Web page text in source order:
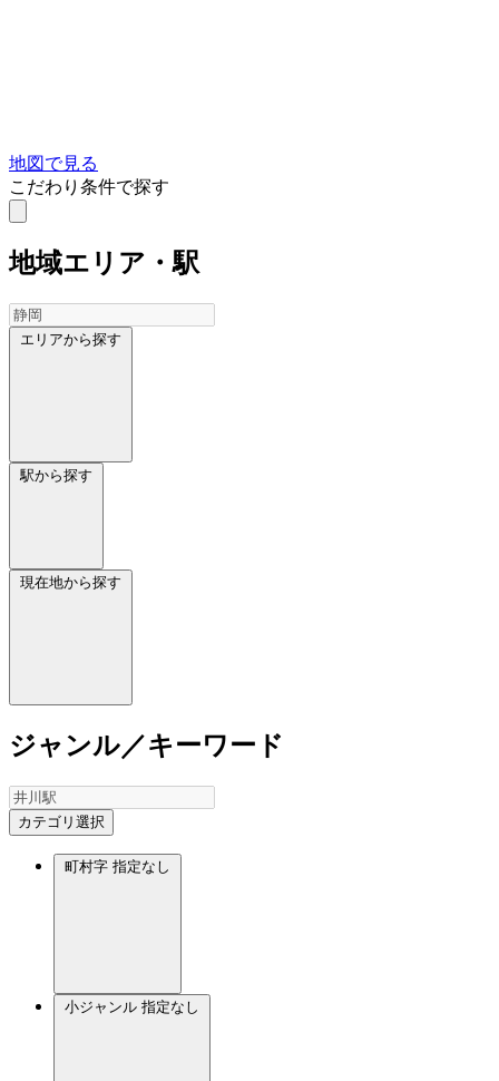
地図で見る
こだわり条件で探す
地域エリア・駅
エリアから探す
駅から探す
現在地から探す
ジャンル／キーワード
カテゴリ選択
町村字 指定なし
小ジャンル 指定なし